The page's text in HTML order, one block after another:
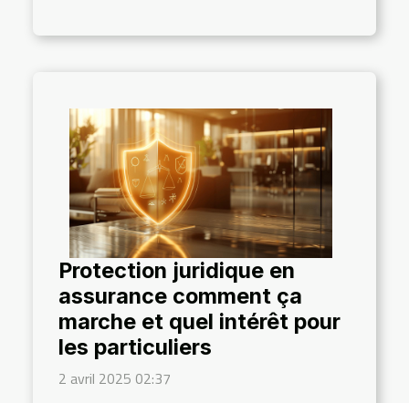
Protection juridique en
assurance comment ça
marche et quel intérêt pour
les particuliers
2 avril 2025 02:37